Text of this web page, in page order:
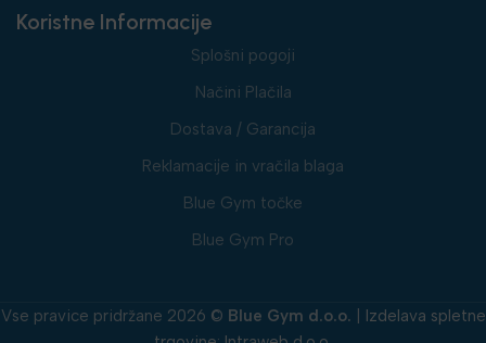
Koristne Informacije
Splošni pogoji
Načini Plačila
Dostava / Garancija
Reklamacije in vračila blaga
Blue Gym točke
Blue Gym Pro
Vse pravice pridržane 2026 © Blue Gym d.o.o.
Izdelava spletne